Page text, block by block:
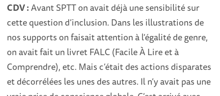
CDV :Avant SPTT on avait déjà une sensibilité sur
cette question d’inclusion. Dans les illustrations de
nos supports on faisait attention à l’égalité de genre,
on avait fait un livret FALC (Facile À Lire et à
Comprendre), etc. Mais c’était des actions disparates
et décorrélées les unes des autres. Il n’y avait pas une